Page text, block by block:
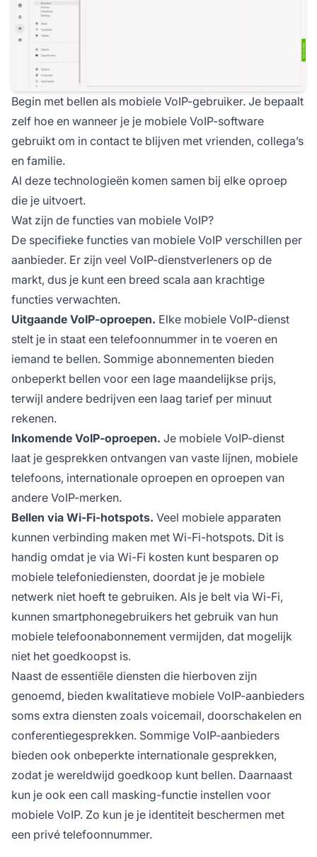
Begin met bellen als mobiele VoIP-gebruiker. Je bepaalt
zelf hoe en wanneer je je mobiele VoIP-software
gebruikt om in contact te blijven met vrienden, collega’s
en familie.
Al deze technologieën komen samen bij elke oproep
die je uitvoert.
Wat zijn de functies van mobiele VoIP?
De specifieke functies van mobiele VoIP verschillen per
aanbieder. Er zijn veel VoIP-dienstverleners op de
markt, dus je kunt een breed scala aan krachtige
functies verwachten.
Uitgaande VoIP-oproepen. Elke mobiele VoIP-dienst
stelt je in staat een telefoonnummer in te voeren en
iemand te bellen. Sommige abonnementen bieden
onbeperkt bellen voor een lage maandelijkse prijs,
terwijl andere bedrijven een laag tarief per minuut
rekenen.
Inkomende VoIP-oproepen. Je mobiele VoIP-dienst
laat je gesprekken ontvangen van vaste lijnen, mobiele
telefoons, internationale oproepen en oproepen van
andere VoIP-merken.
Bellen via Wi-Fi-hotspots. Veel mobiele apparaten
kunnen verbinding maken met Wi-Fi-hotspots. Dit is
handig omdat je via Wi-Fi kosten kunt besparen op
mobiele telefoniediensten, doordat je je mobiele
netwerk niet hoeft te gebruiken. Als je belt via Wi-Fi,
kunnen smartphonegebruikers het gebruik van hun
mobiele telefoonabonnement vermijden, dat mogelijk
niet het goedkoopst is.
Naast de essentiële diensten die hierboven zijn
genoemd, bieden kwalitatieve mobiele VoIP-aanbieders
soms extra diensten zoals voicemail, doorschakelen en
conferentiegesprekken. Sommige VoIP-aanbieders
bieden ook onbeperkte internationale gesprekken,
zodat je wereldwijd goedkoop kunt bellen. Daarnaast
kun je ook een call masking-functie instellen voor
mobiele VoIP. Zo kun je je identiteit beschermen met
een privé telefoonnummer.